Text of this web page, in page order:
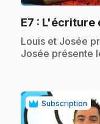
E7 : L'écriture
.Louis et Josée
Josée présente
Subscription